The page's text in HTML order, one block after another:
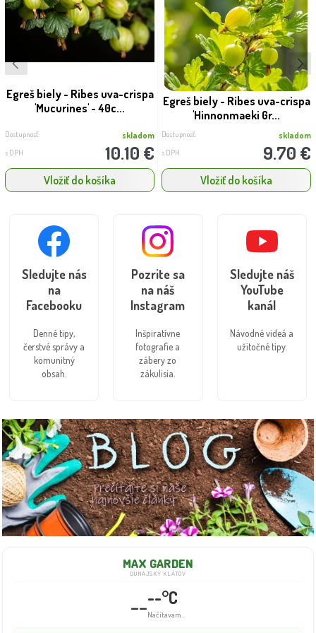
MAX GARDEN
DUNAJSKÝ KLÁTOV
----°C
Načítavam...
Egreš biely - Ribes uva-crispa
'Mucurines' - 40c...
Dostupnosť: skladom
s DPH 10.10 €
Vložiť do košíka
Egreš biely - Ribes uva-crispa
'Hinnonmaeki Gr...
Dostupnosť: skladom
s DPH 9.70 €
Vložiť do košíka
Sledujte nás
na
Facebooku
Denné tipy,
čerstvé správy a
komunitný
obsah.
Pozrite sa
na náš
Instagram
Inšpiratívne
fotografie a
zábery zo
zákulisia.
Sledujte náš
YouTube
kanál
Návodné videá a
užitočné tipy.